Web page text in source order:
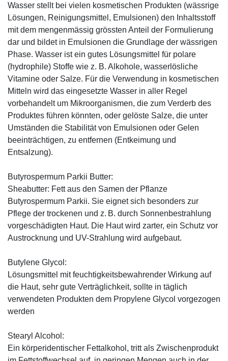
Wasser stellt bei vielen kosmetischen Produkten (wässrige
Lösungen, Reinigungsmittel, Emulsionen) den Inhaltsstoff
mit dem mengenmässig grössten Anteil der Formulierung
dar und bildet in Emulsionen die Grundlage der wässrigen
Phase. Wasser ist ein gutes Lösungsmittel für polare
(hydrophile) Stoffe wie z. B. Alkohole, wasserlösliche
Vitamine oder Salze. Für die Verwendung in kosmetischen
Mitteln wird das eingesetzte Wasser in aller Regel
vorbehandelt um Mikroorganismen, die zum Verderb des
Produktes führen könnten, oder gelöste Salze, die unter
Umständen die Stabilität von Emulsionen oder Gelen
beeinträchtigen, zu entfernen (Entkeimung und
Entsalzung).
Butyrospermum Parkii Butter:
Sheabutter: Fett aus den Samen der Pflanze
Butyrospermum Parkii. Sie eignet sich besonders zur
Pflege der trockenen und z. B. durch Sonnenbestrahlung
vorgeschädigten Haut. Die Haut wird zarter, ein Schutz vor
Austrocknung und UV-Strahlung wird aufgebaut.
Butylene Glycol:
Lösungsmittel mit feuchtigkeitsbewahrender Wirkung auf
die Haut, sehr gute Verträglichkeit, sollte in täglich
verwendeten Produkten dem Propylene Glycol vorgezogen
werden
Stearyl Alcohol:
Ein körperidentischer Fettalkohol, tritt als Zwischenprodukt